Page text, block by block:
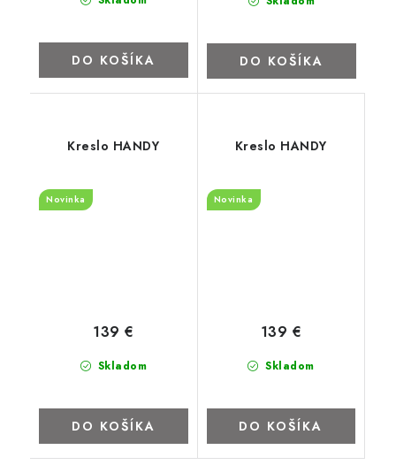
DO KOŠÍKA DO KOŠÍKA
Kreslo HANDY
Novinka
Skladom
139 €
DO KOŠÍKA
Kreslo HANDY
Novinka
Skladom
139 €
DO KOŠÍKA